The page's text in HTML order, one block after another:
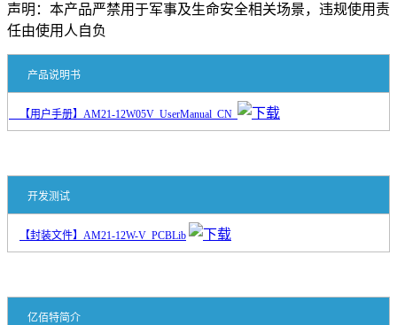
声明：本产品严禁用于军事及生命安全相关场景，违规使用责
任由使用人自负
产品说明书
【用户手册】AM21-12W05V_UserManual_CN
开发测试
【封装文件】AM21-12W-V_PCBLib
亿佰特简介